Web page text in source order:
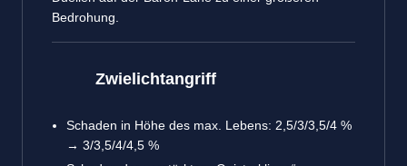
Bedrohung.
Zwielichtangriff
Schaden in Höhe des max. Lebens: 2,5/3/3,5/4 %
→ 3/3,5/4/4,5 %